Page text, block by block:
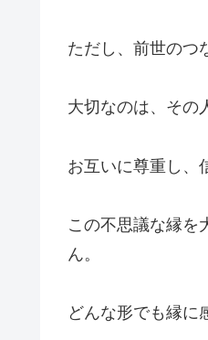
ただし、前世のつ
大切なのは、その
お互いに尊重し、
この不思議な縁を
ん。
どんな形でも縁に